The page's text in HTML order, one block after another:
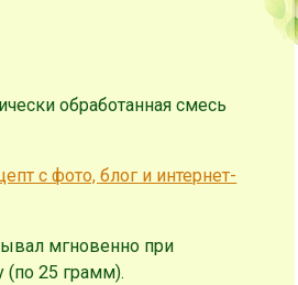
обработанная смесь
мгновенно при
(по 25 грамм).